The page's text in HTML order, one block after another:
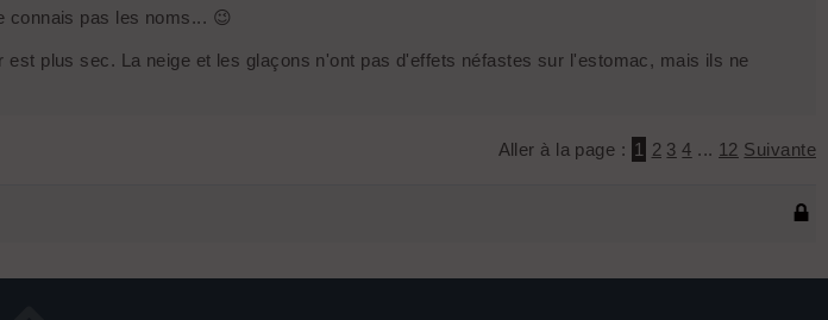
connais pas les noms... 😉
plus sec. La neige et les glaçons n'ont pas d'effets néfastes sur l'estomac, mais ils ne
Aller à la page : 1 2 3 4 ... 12 Suivante